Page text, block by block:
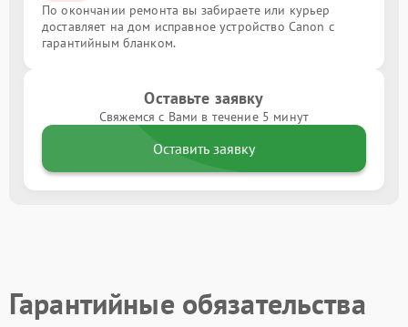
По окончании ремонта вы забираете или курьер
доставляет на дом исправное устройство Canon с
гарантийным бланком.
Оставьте заявку
Свяжемся с Вами в течение 5 минут
Оставить заявку
Гарантийные обязательства